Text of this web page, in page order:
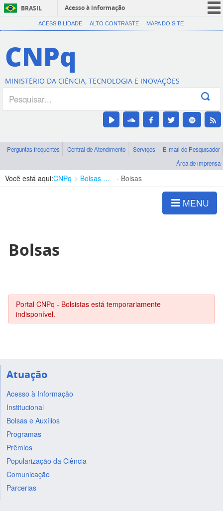
BRASIL
Acesso à informação
CORONAVÍRUS (COVID-19)
Canais
ACESSIBILIDADE ALTO CONTRASTE MAPA DO SITE
CNPq
MINISTÉRIO DA CIÊNCIA, TECNOLOGIA E INOVAÇÕES
Perguntas frequentes Central de Atendimento Serviços
E-mail do Pesquisador
Área de imprensa
Você está aqui:CNPq Bolsas e Auxílios Vigentes Bolsas
MENU
Bolsas
Portal CNPq - Bolsistas está temporariamente
indisponível.
Atuação
Acesso à Informação
Institucional
Bolsas e Auxílios
Programas
Prêmios
Popularização da Ciência
Comunicação
Parcerias